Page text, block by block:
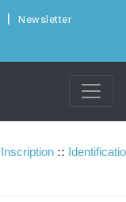
Newsletter
Inscription ::